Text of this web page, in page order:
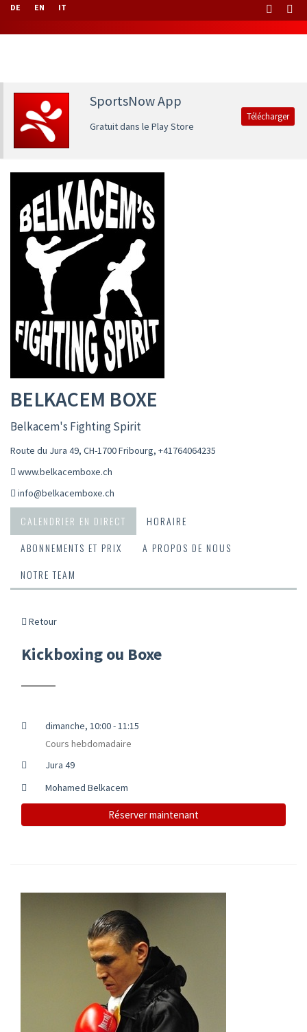
DE EN IT
SportsNow App
Gratuit dans le Play Store
Télécharger
BELKACEM BOXE
Belkacem's Fighting Spirit
Route du Jura 49, CH-1700 Fribourg, +41764064235
www.belkacemboxe.ch
info@belkacemboxe.ch
CALENDRIER EN DIRECT
HORAIRE
ABONNEMENTS ET PRIX
A PROPOS DE NOUS
NOTRE TEAM
Retour
Kickboxing ou Boxe
dimanche, 10:00 - 11:15
Cours hebdomadaire
Jura 49
Mohamed Belkacem
Réserver maintenant